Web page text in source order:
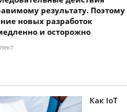
результату. Поэтому
новых разработок
и осторожно
Как IoT